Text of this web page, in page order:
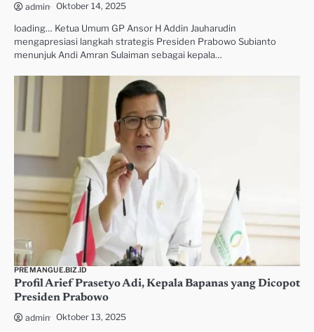
admin Oktober 14, 2025
loading… Ketua Umum GP Ansor H Addin Jauharudin
mengapresiasi langkah strategis Presiden Prabowo Subianto
menunjuk Andi Amran Sulaiman sebagai kepala…
PREMANGUE.BIZ.ID
Profil Arief Prasetyo Adi, Kepala Bapanas yang Dicopot
Presiden Prabowo
admin Oktober 13, 2025